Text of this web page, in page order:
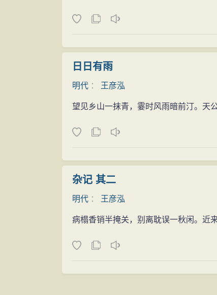
日日有雨
明代 ： 王彦泓
望见乡山一抹青，霎时风雨暗前汀。天
杂记 其二
明代 ： 王彦泓
病榻香销半掩关，别离耽误一秋闲。近